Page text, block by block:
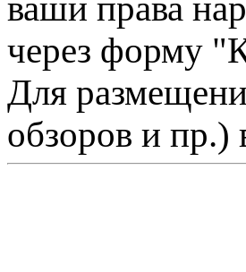
ваши права
через форму
Для
обзоров и пр.)